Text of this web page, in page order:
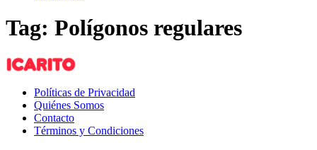
Tag: Polígonos regulares
Políticas de Privacidad
Quiénes Somos
Contacto
Términos y Condiciones